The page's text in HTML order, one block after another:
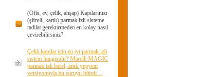
(Ofis, ev, çelik, ahşap) Kapılarınızı
(şifreli, kartlı) parmak izli sisteme
tadilat gerektirmeden en kolay nasıl
çevirebilirsiniz?
Çelik kapılar için en iyi parmak izli
sistem hangisidir? Marelli MAGIC
parmak izli barel, artık yepyeni
versiyonuyla bu soruyu bitirdi…